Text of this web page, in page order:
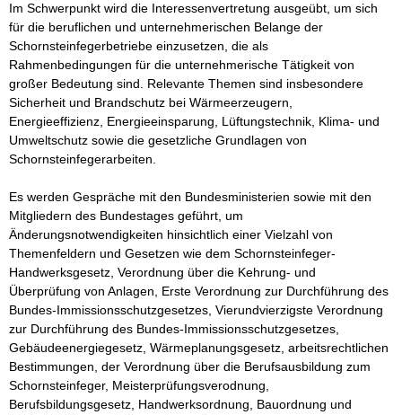
Im Schwerpunkt wird die Interessenvertretung ausgeübt, um sich
für die beruflichen und unternehmerischen Belange der
Schornsteinfegerbetriebe einzusetzen, die als
Rahmenbedingungen für die unternehmerische Tätigkeit von
großer Bedeutung sind. Relevante Themen sind insbesondere
Sicherheit und Brandschutz bei Wärmeerzeugern,
Energieeffizienz, Energieeinsparung, Lüftungstechnik, Klima- und
Umweltschutz sowie die gesetzliche Grundlagen von
Schornsteinfegerarbeiten.
Es werden Gespräche mit den Bundesministerien sowie mit den
Mitgliedern des Bundestages geführt, um
Änderungsnotwendigkeiten hinsichtlich einer Vielzahl von
Themenfeldern und Gesetzen wie dem Schornsteinfeger-
Handwerksgesetz, Verordnung über die Kehrung- und
Überprüfung von Anlagen, Erste Verordnung zur Durchführung des
Bundes-Immissionsschutzgesetzes, Vierundvierzigste Verordnung
zur Durchführung des Bundes-Immissionsschutzgesetzes,
Gebäudeenergiegesetz, Wärmeplanungsgesetz, arbeitsrechtlichen
Bestimmungen, der Verordnung über die Berufsausbildung zum
Schornsteinfeger, Meisterprüfungsverodnung,
Berufsbildungsgesetz, Handwerksordnung, Bauordnung und